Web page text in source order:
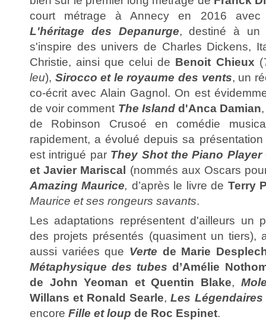
court métrage à Annecy en 2016
L'héritage des Depanurge, destiné à un
s'inspire des univers de Charles Dickens,
Christie, ainsi que celui de Benoit Chieux (
leu), Sirocco et le royaume des vents, un
co-écrit avec Alain Gagnol. On est
de voir comment The Island d'Anca Damian
de Robinson Crusoé en comédie
rapidement, a évolué depuis sa
est intrigué par They Shot the Piano Player
et Javier Mariscal (nommés aux Oscars
Amazing Maurice, d’après le livre de Terry
Maurice et ses rongeurs savants.
Les adaptations représentent d'ailleurs un
des projets présentés (quasiment un tiers),
aussi variées que Verte de Marie
Métaphysique des tubes d’Amélie
de John Yeoman et Quentin Blake,
Willans et Ronald Searle,Les Légendaires
encore Fille et loup de Roc Espinet.